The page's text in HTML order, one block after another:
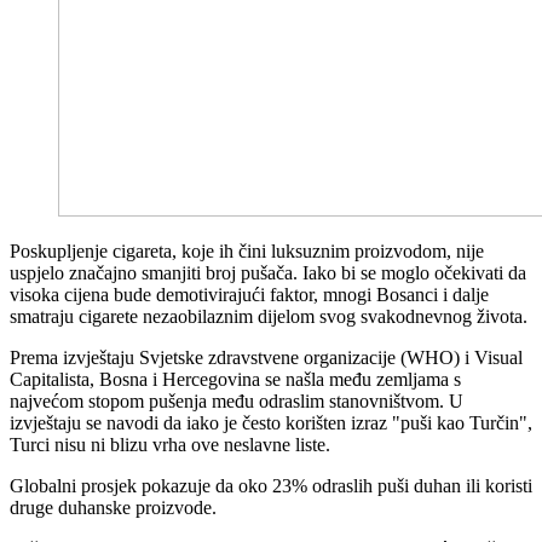
Poskupljenje cigareta, koje ih čini luksuznim proizvodom, nije
uspjelo značajno smanjiti broj pušača. Iako bi se moglo očekivati da
visoka cijena bude demotivirajući faktor, mnogi Bosanci i dalje
smatraju cigarete nezaobilaznim dijelom svog svakodnevnog života.
Prema izvještaju Svjetske zdravstvene organizacije (WHO) i Visual
Capitalista, Bosna i Hercegovina se našla među zemljama s
najvećom stopom pušenja među odraslim stanovništvom. U
izvještaju se navodi da iako je često korišten izraz "puši kao Turčin",
Turci nisu ni blizu vrha ove neslavne liste.
Globalni prosjek pokazuje da oko 23% odraslih puši duhan ili koristi
druge duhanske proizvode.